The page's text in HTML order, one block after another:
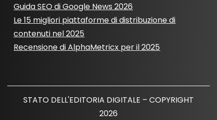
Guida SEO di Google News 2026
Le 15 migliori piattaforme di distribuzione di
contenuti nel 2025
Recensione di AlphaMetricx per il 2025
STATO DELL'EDITORIA DIGITALE – COPYRIGHT
2026